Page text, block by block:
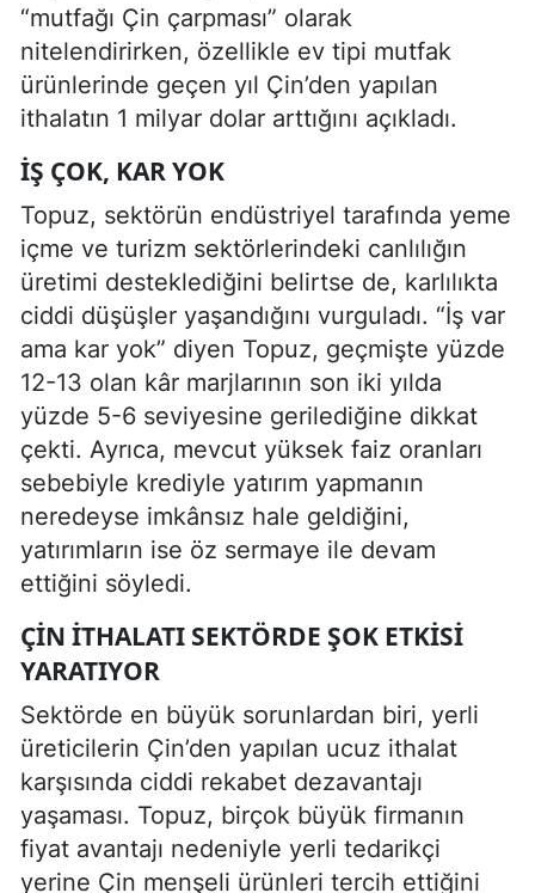
“mutfağı Çin çarpması” olarak
nitelendirirken, özellikle ev tipi mutfak
ürünlerinde geçen yıl Çin’den yapılan
ithalatın 1 milyar dolar arttığını açıkladı.
İŞ ÇOK, KAR YOK
Topuz, sektörün endüstriyel tarafında yeme
içme ve turizm sektörlerindeki canlılığın
üretimi desteklediğini belirtse de, karlılıkta
ciddi düşüşler yaşandığını vurguladı. “İş var
ama kar yok” diyen Topuz, geçmişte yüzde
12-13 olan kâr marjlarının son iki yılda
yüzde 5-6 seviyesine gerilediğine dikkat
çekti. Ayrıca, mevcut yüksek faiz oranları
sebebiyle krediyle yatırım yapmanın
neredeyse imkânsız hale geldiğini,
yatırımların ise öz sermaye ile devam
ettiğini söyledi.
ÇIN İTHALATI SEKTÖRDE ŞOK ETKISI
YARATIYOR
Sektörde en büyük sorunlardan biri, yerli
üreticilerin Çin’den yapılan ucuz ithalat
karşısında ciddi rekabet dezavantajı
yaşaması. Topuz, birçok büyük firmanın
fiyat avantajı nedeniyle yerli tedarikçi
yerine Çin menşeli ürünleri tercih ettiğini